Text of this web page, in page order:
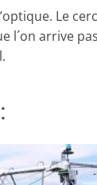
Le
l´on arrive